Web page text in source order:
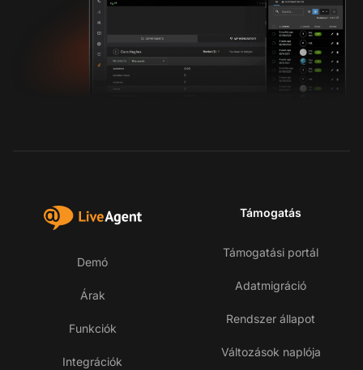
Demó
Árak
Funkciók
Integrációk
Támogatás
Támogatási portál
Adatmigráció
Rendszer állapot
Változások naplója